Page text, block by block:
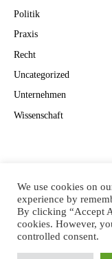
Politik
Praxis
Recht
Uncategorized
Unternehmen
Wissenschaft
We use cookies on
experience by
By clicking “Accept
cookies. However,
controlled consent.